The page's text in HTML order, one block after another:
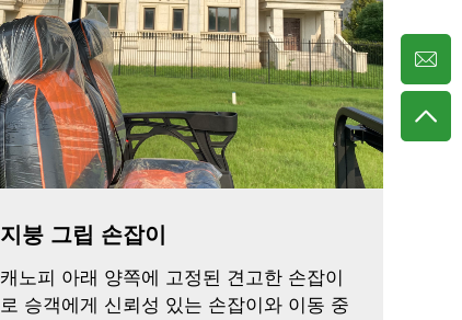
지붕 그립 손잡이
캐노피 아래 양쪽에 고정된 견고한 손잡이
로 승객에게 신뢰성 있는 손잡이와 이동 중